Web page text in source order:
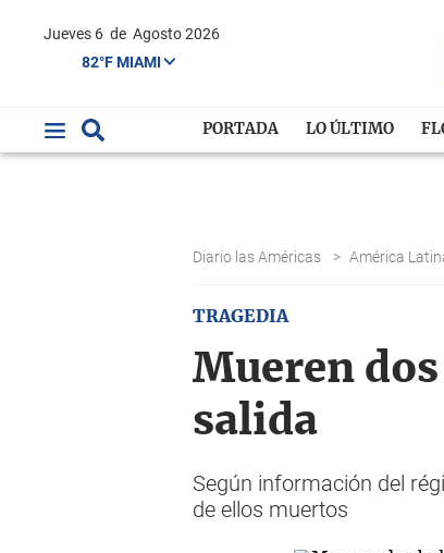
Jueves 6 de Agosto 2026
82°F MIAMI
PORTADA LO ÚLTIMO
Diario las Américas > América
TRAGEDIA
Mueren
salida
Según información del
de ellos muertos